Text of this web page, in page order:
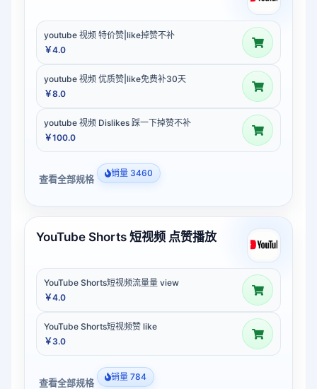
youtube 视频 特价赞|like掉赞不补
￥4.0
youtube 视频 优质赞|like免费补30天
￥8.0
youtube 视频 Dislikes 踩一下掉赞不补
￥100.0
查看全部规格 销量 3460
YouTube Shorts 短视频 点赞播放
YouTube Shorts短视频流量量 view
￥4.0
YouTube Shorts短视频赞 like
￥3.0
查看全部规格 销量 784